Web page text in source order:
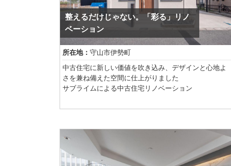
整えるだけじゃない。「彩る」リノ
ベーション
所在地： 守山市伊勢町
中古住宅に新しい価値を吹き込み、デザインと心地よ
さを兼ね備えた空間に仕上がりました
サブライムによる中古住宅リノベーション
白×赤の外観はグレー×白の洗練されたバイカラー外観
内装はどんな家具も馴染む自由度の高いナチュラルテ
イストに
テレビ裏にはFCLを設置。生活動線上に大きな収納があ